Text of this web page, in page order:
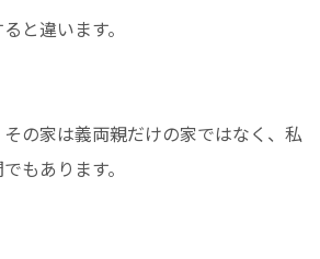
と違います。
の家は義両親だけの家ではなく、私
もあります。